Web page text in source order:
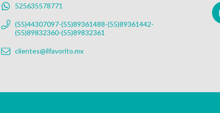
525635578771
(55)44307097-(55)89361488-(55)89361442-
(55)89832360-(55)89832361
clientes@ilfavorito.mx